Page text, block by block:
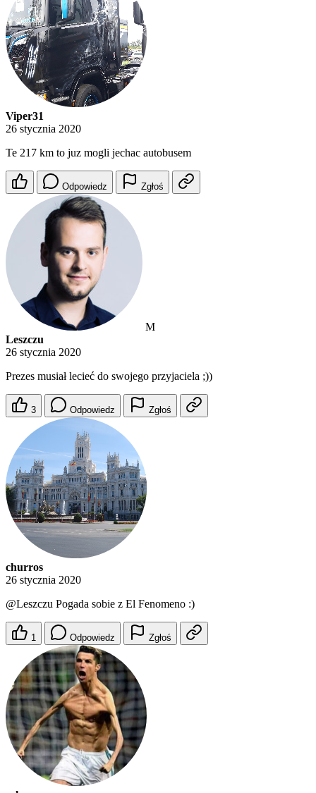
Viper31
26 stycznia 2020
Te 217 km to juz mogli jechac autobusem
Odpowiedz Zgłoś
M
Leszczu
26 stycznia 2020
Prezes musiał lecieć do swojego przyjaciela ;))
3 Odpowiedz Zgłoś
churros
26 stycznia 2020
@Leszczu Pogada sobie z El Fenomeno :)
1 Odpowiedz Zgłoś